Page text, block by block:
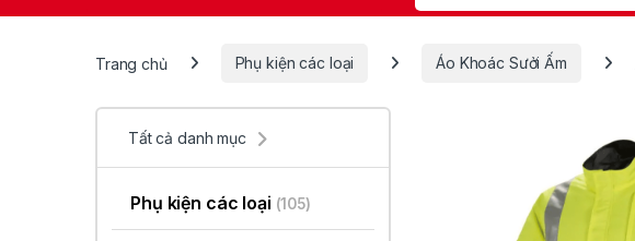
Trang chủ Phụ kiện các loại Áo Khoác Sưởi Ấm
Tất cả danh mục
Phụ kiện các loại (105)